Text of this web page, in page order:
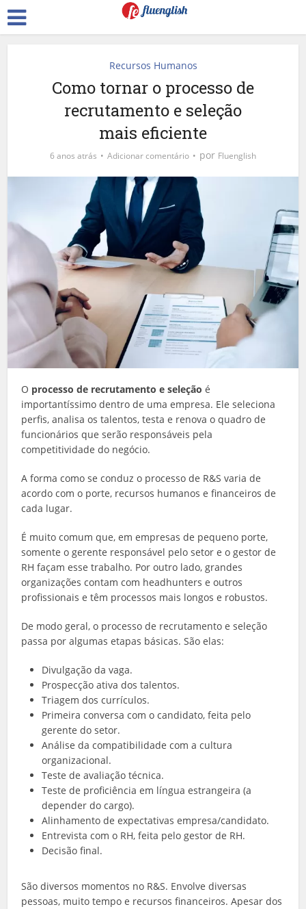
Recursos Humanos
Como tornar o processo de
recrutamento e seleção
mais eficiente
6 anos atrás Adicionar comentário por Fluenglish
O processo de recrutamento e seleçãoé
importantíssimo dentro de uma empresa. Ele seleciona
perfis, analisa os talentos, testa e renova o quadro de
funcionários que serão responsáveis pela
competitividade do negócio.
A forma como se conduz o processo de R&S varia de
acordo com o porte, recursos humanos e financeiros de
cada lugar.
É muito comum que, em empresas de pequeno porte,
somente o gerente responsável pelo setor e o gestor de
RH façam esse trabalho. Por outro lado, grandes
organizações contam com headhunters e outros
profissionais e têm processos mais longos e robustos.
De modo geral, o processo de recrutamento e seleção
passa por algumas etapas básicas. São elas:
Divulgação da vaga.
Prospecção ativa dos talentos.
Triagem dos currículos.
Primeira conversa com o candidato, feita pelo
gerente do setor.
Análise da compatibilidade com a cultura
organizacional.
Teste de avaliação técnica.
Teste de proficiência em língua estrangeira (a
depender do cargo).
Alinhamento de expectativas empresa/candidato.
Entrevista com o RH, feita pelo gestor de RH.
Decisão final.
São diversos momentos no R&S. Envolve diversas
pessoas, muito tempo e recursos financeiros. Apesar dos